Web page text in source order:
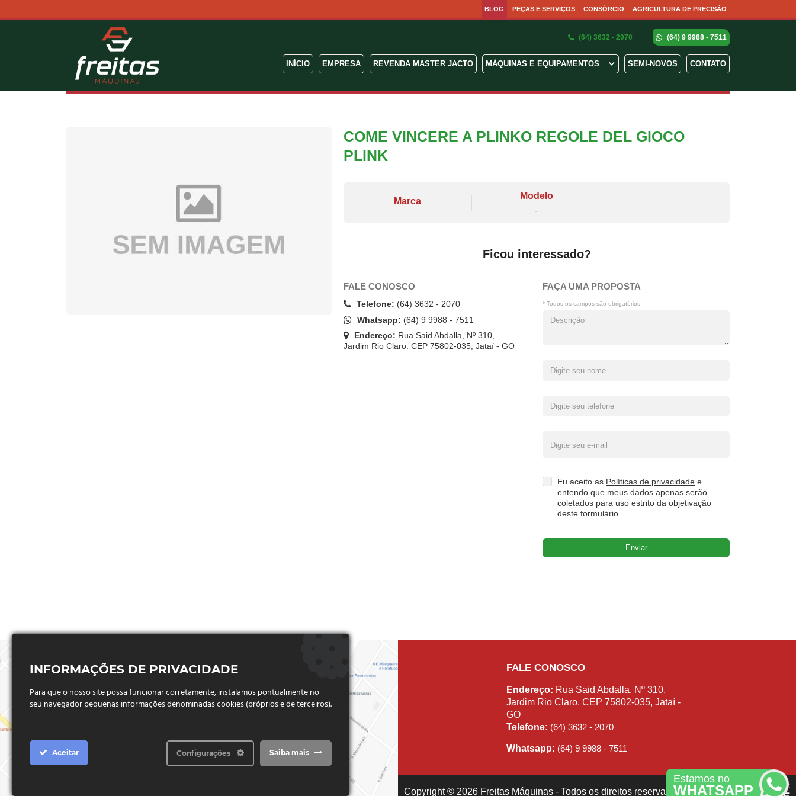
BLOG PEÇAS E SERVIÇOS CONSÓRCIO AGRICULTURA DE PRECISÃO
(64) 3632 - 2070 (64) 9 9988 - 7511
INÍCIO EMPRESA REVENDA MASTER JACTO MÁQUINAS E EQUIPAMENTOS SEMI-NOVOS CONTATO
COME VINCERE A PLINKO REGOLE DEL GIOCO
PLINK
Marca
Modelo
-
Ficou interessado?
FALE CONOSCO
Telefone: (64) 3632 - 2070
Whatsapp: (64) 9 9988 - 7511
Endereço: Rua Said Abdalla, Nº 310,
Jardim Rio Claro. CEP 75802-035, Jataí - GO
FAÇA UMA PROPOSTA
* Todos os campos são obrigatórios
Eu aceito as Políticas de privacidade e
entendo que meus dados apenas serão
coletados para uso estrito da objetivação
deste formulário.
Estamos no
WHATSAPP
FALE CONOSCO
Endereço: Rua Said Abdalla, Nº 310,
Jardim Rio Claro. CEP 75802-035, Jataí -
GO
Telefone: (64) 3632 - 2070
Whatsapp: (64) 9 9988 - 7511
Copyright © 2026 Freitas Máquinas - Todos os direitos reservados
INFORMAÇÕES DE PRIVACIDADE
Para que o nosso site possa funcionar corretamente, instalamos pontualmente no
seu navegador pequenas informações denominadas cookies (próprios e de terceiros).
Aceitar Saiba mais
Configurações